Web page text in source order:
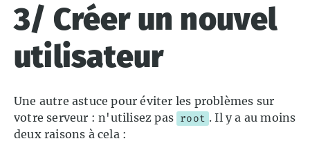
3/ Créer un nouvel
utilisateur
Une autre astuce pour éviter les problèmes sur
votre serveur : n'utilisez pas root . Il y a au moins
deux raisons à cela :